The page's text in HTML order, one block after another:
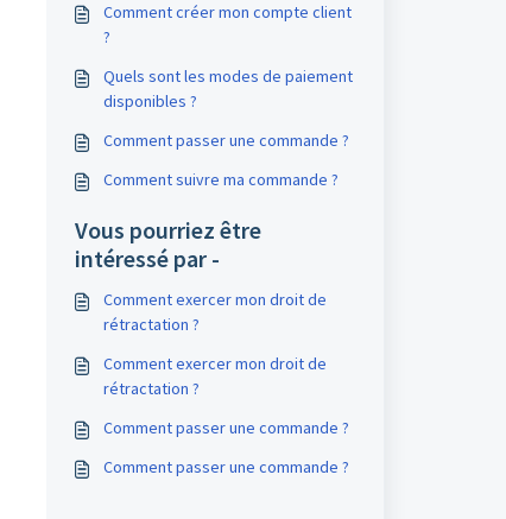
Comment créer mon compte client
?
Quels sont les modes de paiement
disponibles ?
Comment passer une commande ?
Comment suivre ma commande ?
Vous pourriez être
intéressé par -
Comment exercer mon droit de
rétractation ?
Comment exercer mon droit de
rétractation ?
Comment passer une commande ?
Comment passer une commande ?